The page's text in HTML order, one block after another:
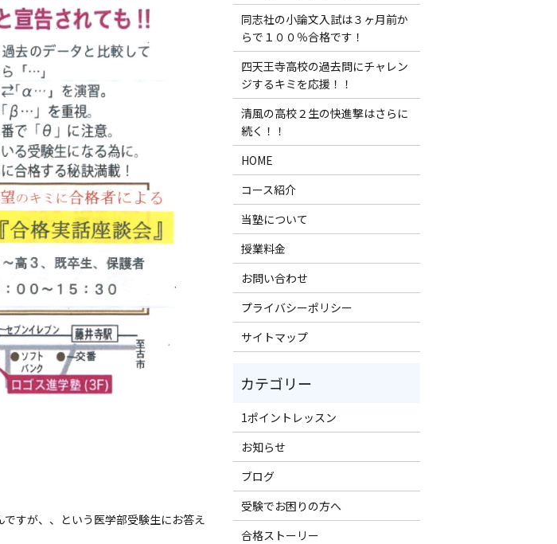
すが、、という医学部受験生にお答え
同志社の小論文入試は３ヶ月前か
らで１００％合格です！
四天王寺高校の過去問にチャレン
ジするキミを応援！！
清風の高校２生の快進撃はさらに
続く！！
HOME
コース紹介
当塾について
授業料金
お問い合わせ
プライバシーポリシー
サイトマップ
1ポイントレッスン
お知らせ
ブログ
受験でお困りの方へ
合格ストーリー